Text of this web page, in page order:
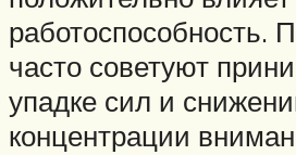
работоспособность.
часто советуют
упадке сил и
концентрации